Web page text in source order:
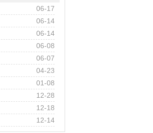
06-17
06-14
06-14
06-08
06-07
04-23
01-08
12-28
12-18
12-14